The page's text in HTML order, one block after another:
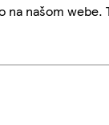
na našom webe.